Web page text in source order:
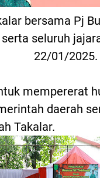
bersama Pj
seluruh
22/01/2025.
mempererat
daerah
Takalar.